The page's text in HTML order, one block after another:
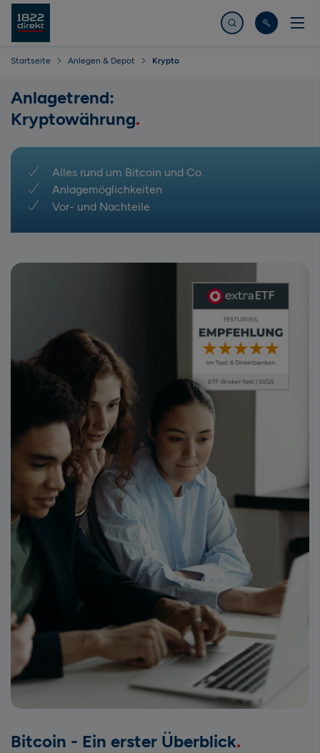
Jetzt suchen
Startseite Anlegen & Depot Krypto
Anlagetrend:
Kryptowährung
Alles rund um Bitcoin und Co.
Anlagemöglichkeiten
Vor- und Nachteile
Bitcoin - Ein erster Überblick